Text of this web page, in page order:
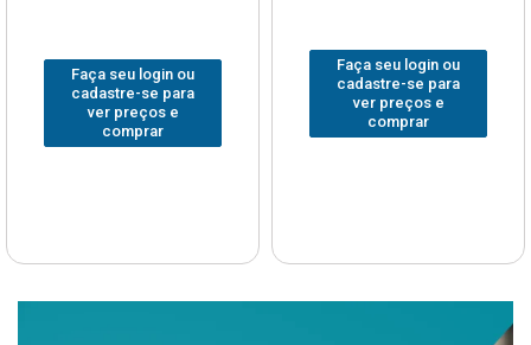
Faça seu login ou
cadastre-se para
ver preços e
comprar
Faça seu login ou
cadastre-se para
ver preços e
comprar